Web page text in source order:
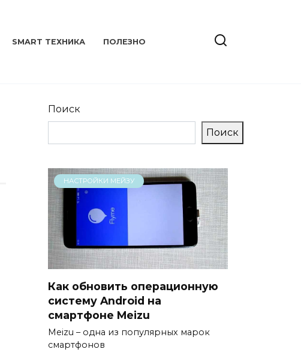
SMART ТЕХНИКА ПОЛЕЗНО
Поиск
Поиск
НАСТРОЙКИ МЕЙЗУ
Как обновить операционную
систему Android на
смартфоне Meizu
Meizu – одна из популярных марок
смартфонов